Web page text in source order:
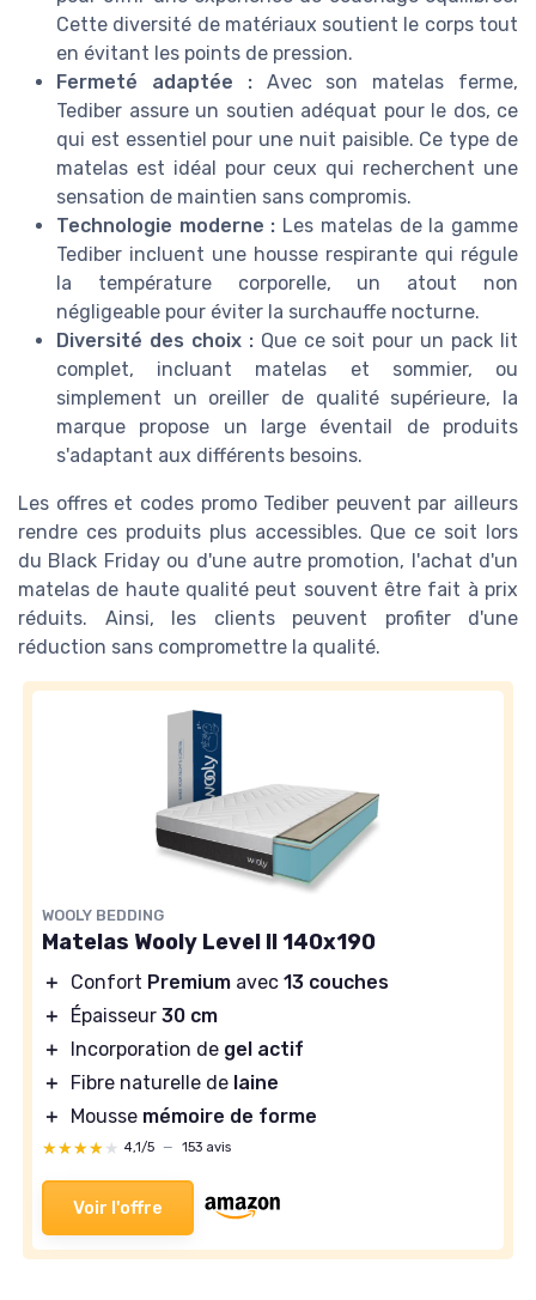
Cette diversité de matériaux soutient le corps tout
en évitant les points de pression.
Fermeté adaptée :Avec son matelas ferme,
Tediber assure un soutien adéquat pour le dos, ce
qui est essentiel pour une nuit paisible. Ce type de
matelas est idéal pour ceux qui recherchent une
sensation de maintien sans compromis.
Technologie moderne : Les matelas de la gamme
Tediber incluent une housse respirante qui régule
la température corporelle, un atout non
négligeable pour éviter la surchauffe nocturne.
Diversité des choix :Que ce soit pour un pack lit
complet, incluant matelas et sommier, ou
simplement un oreiller de qualité supérieure, la
marque propose un large éventail de produits
s'adaptant aux différents besoins.
Les offres et codes promo Tediber peuvent par ailleurs
rendre ces produits plus accessibles. Que ce soit lors
du Black Friday ou d'une autre promotion, l'achat d'un
matelas de haute qualité peut souvent être fait à prix
réduits. Ainsi, les clients peuvent profiter d'une
réduction sans compromettre la qualité.
WOOLY BEDDING
Matelas Wooly Level II 140x190
＋ Confort Premium avec 13 couches
＋
Épaisseur 30 cm
＋
Incorporation de gel actif
＋
Fibre naturelle de laine
＋
Mousse mémoire de forme
★★★★★
★★★★★ 4,1/5 — 153 avis
Voir l'offre